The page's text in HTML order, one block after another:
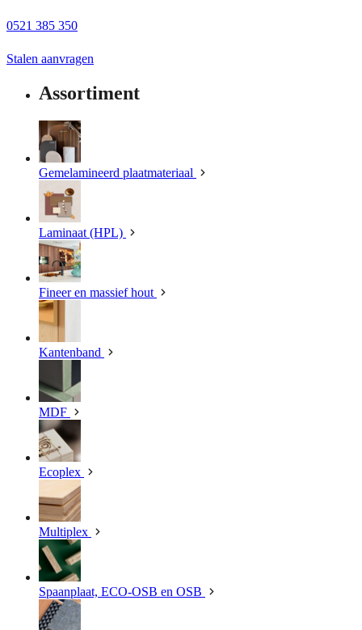
0521 385 350
Stalen aanvragen
Assortiment
Gemelamineerd plaatmateriaal
Laminaat (HPL)
Fineer en massief hout
Kantenband
MDF
Ecoplex
Multiplex
Spaanplaat, ECO-OSB en OSB